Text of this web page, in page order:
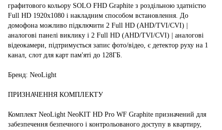
графитового кольору SOLO FHD Graphite з роздільною здатністю
Full HD 1920x1080 і накладним способом встановлення. До
домофона можливо підключити 2 Full HD (AHD/TVI/CVI) |
аналогові панелі виклику і 2 Full HD (AHD/TVI/CVI) | аналогові
відеокамери, підтримується запис фото/відео, є детектор руху на 1
канал, слот для карт пам'яті до 128ГБ.
Бренд: NeoLight
ПРИЗНАЧЕННЯ КОМПЛЕКТУ
Комплект NeoLight NeoKIT HD Pro WF Graphite призначений для
забезпечення безпечного і контрольованого доступу в квартиру,